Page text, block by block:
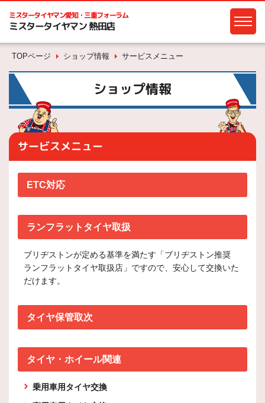
ミスタータイヤマン愛知・三重フォーラム
ミスタータイヤマン 熱田店
TOPページ ショップ情報 サービスメニュー
ショップ情報
サービスメニュー
ETC対応
ランフラットタイヤ取扱
ブリヂストンが定める基準を満たす「ブリヂストン推奨
ランフラットタイヤ取扱店」ですので、安心して交換いた
だけます。
タイヤ保管取次
タイヤ・ホイール関連
乗用車用タイヤ交換